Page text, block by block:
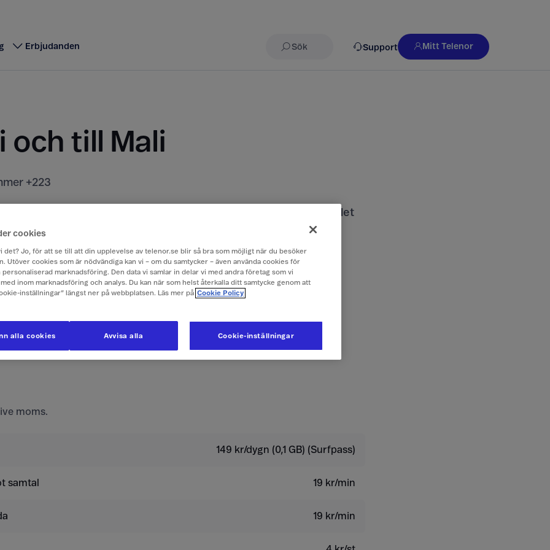
Erbjudanden
Sök Support Mitt Telenor
och till Mali
+223
kostar att ringa, sms:a och surfa när du är utomlands och vad det
Sverige till ett annat land.
företagspriser här
inte använda ditt kontantkort.
moms.
149 kr/dygn (0,1 GB) (Surfpass)
samtal 19 kr/min
19 kr/min
cookies
det? Jo, för att se till att din upplevelse av telenor.se blir så bra som möjligt när du besöker
Utöver cookies som är nödvändiga kan vi – om du samtycker – även använda cookies för
personaliserad marknadsföring. Den data vi samlar in delar vi med andra företag som vi
inom marknadsföring och analys. Du kan när som helst återkalla ditt samtycke genom att
inställningar” längst ner på webbplatsen. Läs mer på Cookie Policy
Cookie-inställningar
Avvisa alla
alla cookies